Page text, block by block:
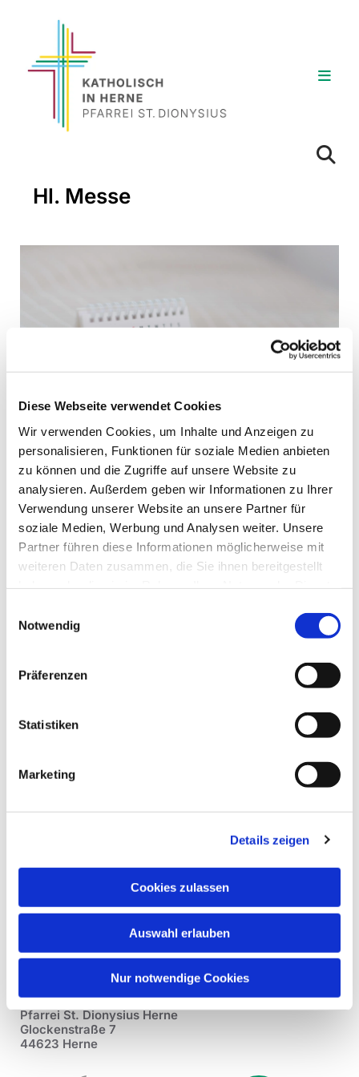
Diese Webseite verwendet Cookies
Wir verwenden Cookies, um Inhalte und Anzeigen zu
personalisieren, Funktionen für soziale Medien anbieten
zu können und die Zugriffe auf unsere Website zu
analysieren. Außerdem geben wir Informationen zu Ihrer
Verwendung unserer Website an unsere Partner für
soziale Medien, Werbung und Analysen weiter. Unsere
Partner führen diese Informationen möglicherweise mit
weiteren Daten zusammen, die Sie ihnen bereitgestellt
Notwendig
Präferenzen
Statistiken
Marketing
Details zeigen
Cookies zulassen
Auswahl erlauben
Nur notwendige Cookies
Hl. Messe
Mittwoch, 4. August 2027, 12:00
Uhr
St. Bonifatius, Bahnhofstraße 38,
44623 Herne
Pfarrei St. Dionysius Herne
Glockenstraße 7
44623 Herne